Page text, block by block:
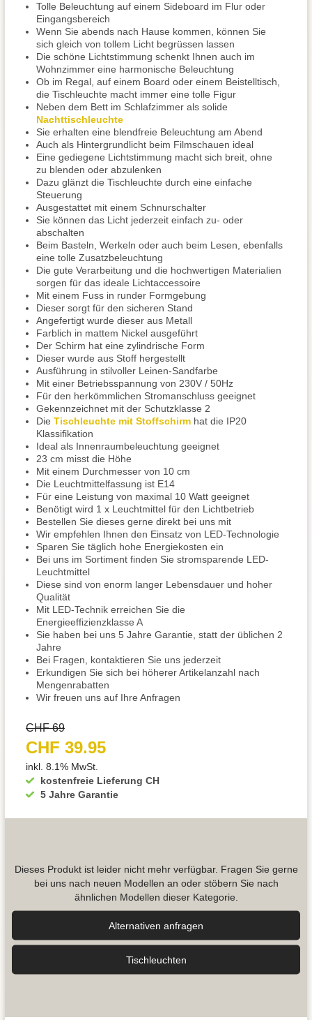
Tolle Beleuchtung auf einem Sideboard im Flur oder
Eingangsbereich
Wenn Sie abends nach Hause kommen, können Sie
sich gleich von tollem Licht begrüssen lassen
Die schöne Lichtstimmung schenkt Ihnen auch im
Wohnzimmer eine harmonische Beleuchtung
Ob im Regal, auf einem Board oder einem Beistelltisch,
die Tischleuchte macht immer eine tolle Figur
Neben dem Bett im Schlafzimmer als solide
Nachttischleuchte
Sie erhalten eine blendfreie Beleuchtung am Abend
Auch als Hintergrundlicht beim Filmschauen ideal
Eine gediegene Lichtstimmung macht sich breit, ohne
zu blenden oder abzulenken
Dazu glänzt die Tischleuchte durch eine einfache
Steuerung
Ausgestattet mit einem Schnurschalter
Sie können das Licht jederzeit einfach zu- oder
abschalten
Beim Basteln, Werkeln oder auch beim Lesen, ebenfalls
eine tolle Zusatzbeleuchtung
Die gute Verarbeitung und die hochwertigen Materialien
sorgen für das ideale Lichtaccessoire
Mit einem Fuss in runder Formgebung
Dieser sorgt für den sicheren Stand
Angefertigt wurde dieser aus Metall
Farblich in mattem Nickel ausgeführt
Der Schirm hat eine zylindrische Form
Dieser wurde aus Stoff hergestellt
Ausführung in stilvoller Leinen-Sandfarbe
Mit einer Betriebsspannung von 230V / 50Hz
Für den herkömmlichen Stromanschluss geeignet
Gekennzeichnet mit der Schutzklasse 2
Die Tischleuchte mit Stoffschirm hat die IP20
Klassifikation
Ideal als Innenraumbeleuchtung geeignet
23 cm misst die Höhe
Mit einem Durchmesser von 10 cm
Die Leuchtmittelfassung ist E14
Für eine Leistung von maximal 10 Watt geeignet
Benötigt wird 1 x Leuchtmittel für den Lichtbetrieb
Bestellen Sie dieses gerne direkt bei uns mit
Wir empfehlen Ihnen den Einsatz von LED-Technologie
Sparen Sie täglich hohe Energiekosten ein
Bei uns im Sortiment finden Sie stromsparende LED-
Leuchtmittel
Diese sind von enorm langer Lebensdauer und hoher
Qualität
Mit LED-Technik erreichen Sie die
Energieeffizienzklasse A
Sie haben bei uns 5 Jahre Garantie, statt der üblichen 2
Jahre
Bei Fragen, kontaktieren Sie uns jederzeit
Erkundigen Sie sich bei höherer Artikelanzahl nach
Mengenrabatten
Wir freuen uns auf Ihre Anfragen
kostenfreie Lieferung CH
5 Jahre Garantie
CHF 69
CHF 39.95
inkl. 8.1% MwSt.
Dieses Produkt ist leider nicht mehr verfügbar. Fragen Sie gerne
bei uns nach neuen Modellen an oder stöbern Sie nach
ähnlichen Modellen dieser Kategorie.
Alternativen anfragen
Tisch­leuchten